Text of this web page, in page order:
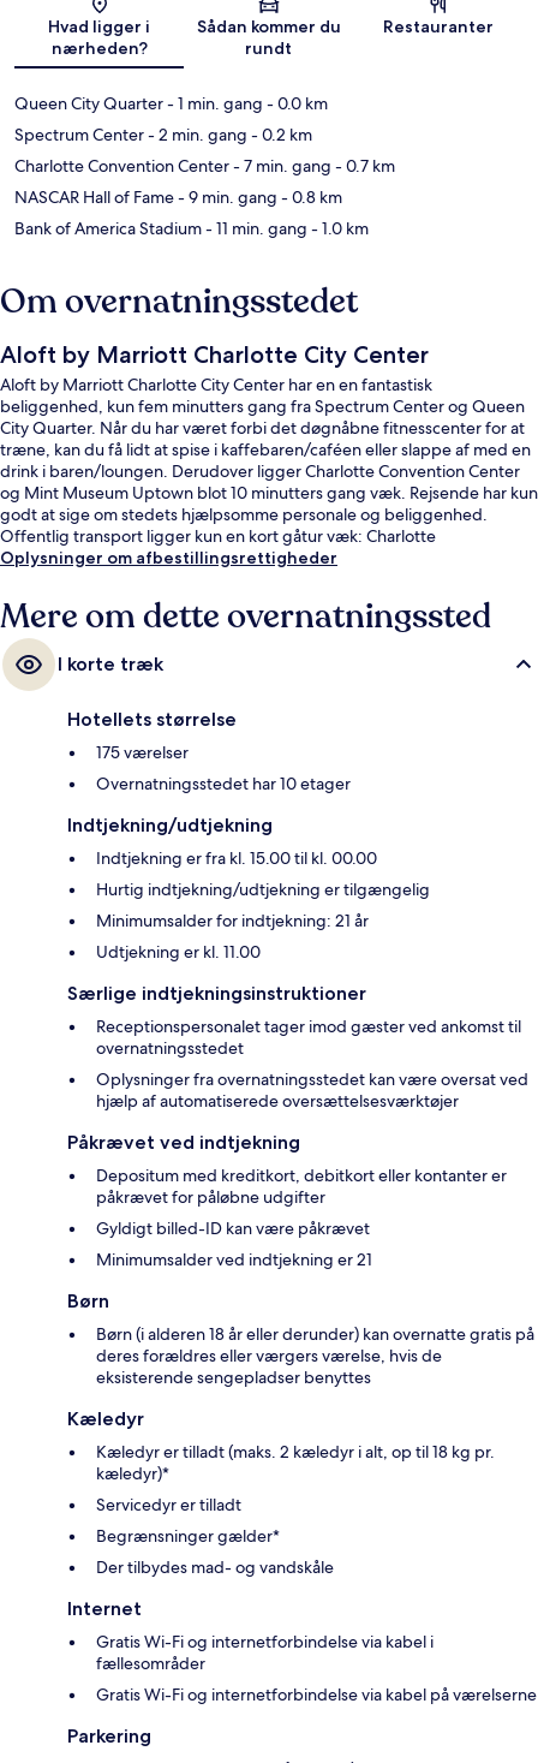
Kort
Hvad ligger i
nærheden?
Sådan kommer du
rundt
Restauranter
Queen City Quarter- 1 min. gang - 0.0 km
Spectrum Center- 2 min. gang - 0.2 km
Charlotte Convention Center- 7 min. gang - 0.7 km
NASCAR Hall of Fame- 9 min. gang - 0.8 km
Bank of America Stadium- 11 min. gang - 1.0 km
Om overnatningsstedet
Aloft by Marriott Charlotte City Center
Aloft by Marriott Charlotte City Center har en en fantastisk
beliggenhed, kun fem minutters gang fra Spectrum Center og Queen
City Quarter. Når du har været forbi det døgnåbne fitnesscenter for at
træne, kan du få lidt at spise i kaffebaren/caféen eller slappe af med en
drink i baren/loungen. Derudover ligger Charlotte Convention Center
og Mint Museum Uptown blot 10 minutters gang væk. Rejsende har kun
godt at sige om stedets hjælpsomme personale og beliggenhed.
Offentlig transport ligger kun en kort gåtur væk: Charlotte
Transportation Center Station ligger 3 minutter væk og Tryon Street
Oplysninger om afbestillingsrettigheder
Mere om dette overnatningssted
I korte træk
Hotellets størrelse
175 værelser
Overnatningsstedet har 10 etager
Indtjekning/udtjekning
Indtjekning er fra kl. 15.00 til kl. 00.00
Hurtig indtjekning/udtjekning er tilgængelig
Minimumsalder for indtjekning: 21 år
Udtjekning er kl. 11.00
Særlige indtjekningsinstruktioner
Receptionspersonalet tager imod gæster ved ankomst til
overnatningsstedet
Oplysninger fra overnatningsstedet kan være oversat ved
hjælp af automatiserede oversættelsesværktøjer
Påkrævet ved indtjekning
Depositum med kreditkort, debitkort eller kontanter er
påkrævet for påløbne udgifter
Gyldigt billed-ID kan være påkrævet
Minimumsalder ved indtjekning er 21
Børn
Børn (i alderen 18 år eller derunder) kan overnatte gratis på
deres forældres eller værgers værelse, hvis de
eksisterende sengepladser benyttes
Kæledyr
Kæledyr er tilladt (maks. 2 kæledyr i alt, op til 18 kg pr.
kæledyr)*
Servicedyr er tilladt
Begrænsninger gælder*
Der tilbydes mad- og vandskåle
Internet
Gratis Wi-Fi og internetforbindelse via kabel i
fællesområder
Gratis Wi-Fi og internetforbindelse via kabel på værelserne
Parkering